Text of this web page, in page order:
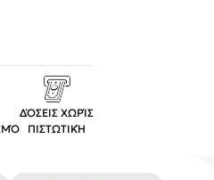
ΔΌΣΕΙΣ ΧΩΡΊΣ
ΠΙΣΤΩΤΙΚΉ